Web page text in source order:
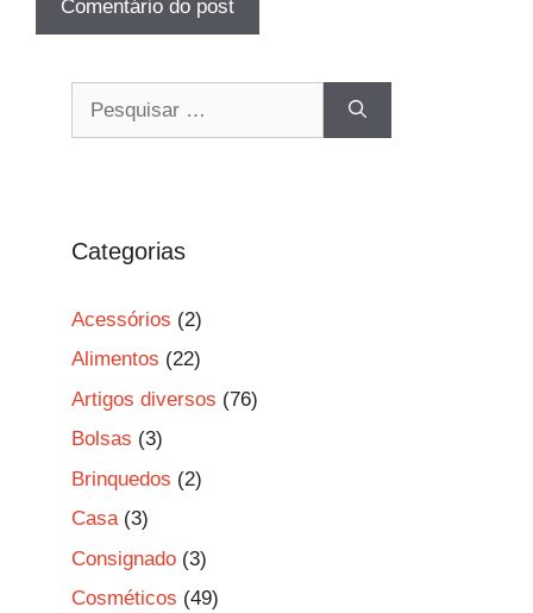
Categorias
Acessórios (2)
Alimentos (22)
Artigos diversos (76)
Bolsas (3)
Brinquedos (2)
Casa(3)
Consignado (3)
Cosméticos (49)